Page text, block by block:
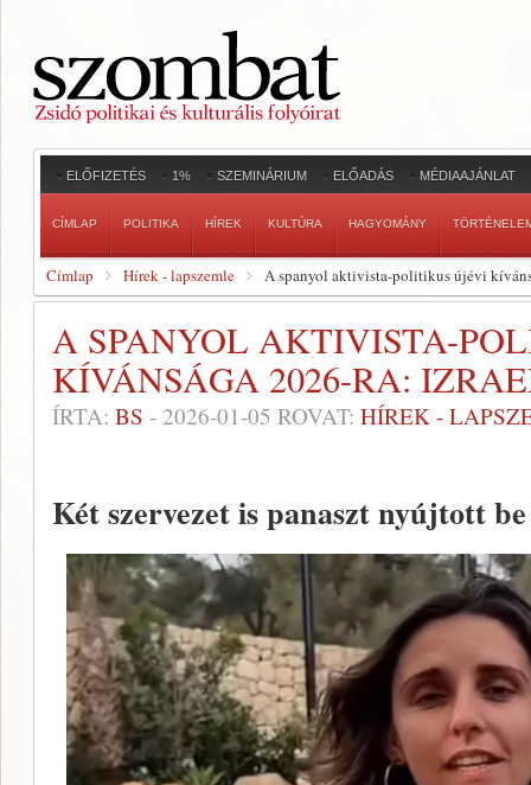
ELŐFIZETÉS 1% SZEMINÁRIUM ELŐADÁS MÉDIAAJÁNLAT
CÍMLAP POLITIKA HÍREK KULTÚRA HAGYOMÁNY
Címlap Hírek - lapszemle A spanyol aktivista-politikus újévi
A SPANYOL AKTIVISTA-
KÍVÁNSÁGA 2026-RA:
ÍRTA: BS - 2026-01-05 ROVAT: HÍREK -
Két szervezet is panaszt nyújtott